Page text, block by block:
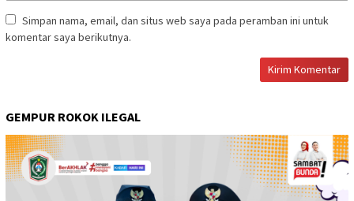
Simpan nama, email, dan situs web saya pada peramban ini untuk
komentar saya berikutnya.
GEMPUR ROKOK ILEGAL